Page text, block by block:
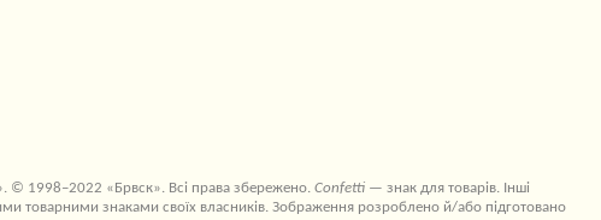
© 1998–2022 «Брвск». Всі права збережено. Confetti— знак для товарів. Інші
товарними знаками своїх власників. Зображення розроблено й/або підготовано